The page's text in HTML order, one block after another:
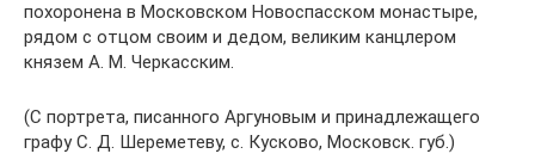
похоронена в Московском Новоспасском монастыре,
рядом с отцом своим и дедом, великим канцлером
князем А. М. Черкасским.
(С портрета, писанного Аргуновым и принадлежащего
графу С. Д. Шереметеву, с. Кусково, Московск. губ.)